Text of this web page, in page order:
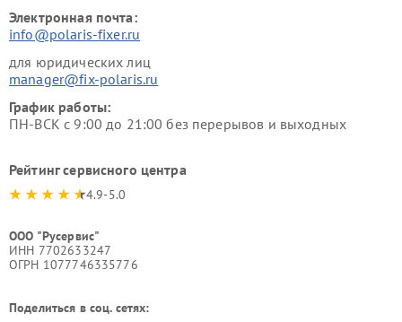
Электронная почта:
info@polaris-fixer.ru
для юридических лиц
manager@fix-polaris.ru
График работы:
ПН-ВСК с 9:00 до 21:00 без перерывов и выходных
Рейтинг сервисного центра
4.9-5.0
ООО "Русервис"
ИНН 7702633247
ОГРН 1077746335776
Поделиться в соц. сетях: